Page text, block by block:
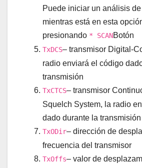
Puede iniciar un análisis
mientras está en esta
presionando * SCANBotón
TxDCS– transmisor Digital-
radio enviará el código
transmisión
TxCTCS– transmisor
Squelch System, la radio
dado durante la transmisión
TxODir– dirección de
frecuencia del transmisor
TxOffs– valor de